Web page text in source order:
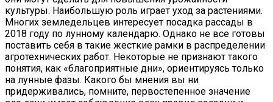
культуры. Наибольшую роль играет уход за растениями.
Многих земледельцев интересует посадка рассады в
2018 году по лунному календарю. Однако не все готовы
поставить себя в такие жесткие рамки в распределении
агротехнических работ. Некоторые не признают такого
понятия, как «благоприятные дни», ориентируясь только
на лунные фазы. Какого бы мнения вы ни
придерживались, помните, первостепенное значение